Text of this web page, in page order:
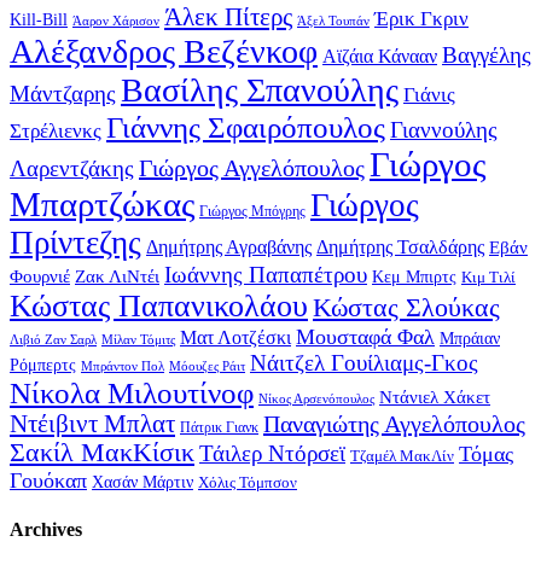
Kill-Bill Άαρον Χάρισον Άλεκ Πίτερς Άξελ Τουπάν Έρικ Γκριν
Αλέξανδρος Βεζένκοφ Αϊζάια Κάνααν Βαγγέλης
Μάντζαρης Βασίλης Σπανούλης Γιάνις
Στρέλιενκς Γιάννης ΣφαιρόπουλοςΓιαννούλης
Λαρεντζάκης Γιώργος ΑγγελόπουλοςΓιώργος
Μπαρτζώκας Γιώργος Μπόγρης Γιώργος
Πρίντεζης Δημήτρης Αγραβάνης Δημήτρης Τσαλδάρης Εβάν
Φουρνιέ Ζακ ΛιΝτέι Ιωάννης Παπαπέτρου Κεμ Μπιρτς Κιμ Τιλί
Κώστας Παπανικολάου Κώστας Σλούκας
Λιβιό Ζαν Σαρλ Μίλαν Τόμιτς Ματ Λοτζέσκι Μουσταφά Φαλ Μπράιαν
Ρόμπερτς Μπράντον Πολ Μόουζες Ράιτ Νάιτζελ Γουίλιαμς-Γκος
Νίκολα Μιλουτίνοφ Νίκος Αρσενόπουλος Ντάνιελ Χάκετ
Ντέιβιντ Μπλατ Πάτρικ Γιανκ Παναγιώτης Αγγελόπουλος
Σακίλ ΜακΚίσικΤάιλερ Ντόρσεϊ Τζαμέλ ΜακΛίν Τόμας
Γουόκαπ Χασάν Μάρτιν Χόλις Τόμπσον
Archives